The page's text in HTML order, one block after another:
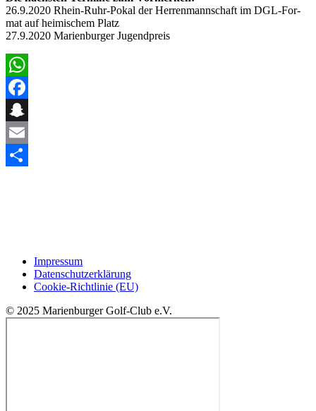
26.9.2020 Rhein-Ruhr-Pokal der Her­ren­mannschaft im DGL-For­­
mat auf heimis­chem Platz
27.9.2020 Marien­burg­er Jugendpreis
WhatsApp
Facebook
Snapchat
Email
Impressum
Datenschutzerklärung
Cookie-Richtlinie (EU)
© 2025 Marienburger Golf-Club e.V.